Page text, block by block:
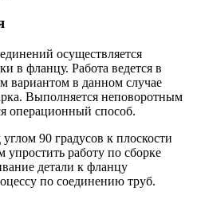
осуществляется
в фланцу. Работа ведется в
в данном случае
Выполняется неповоротным
операционный способ.
90 градусов к плоскости
работу по сборке
детали к фланцу
по соединению труб.